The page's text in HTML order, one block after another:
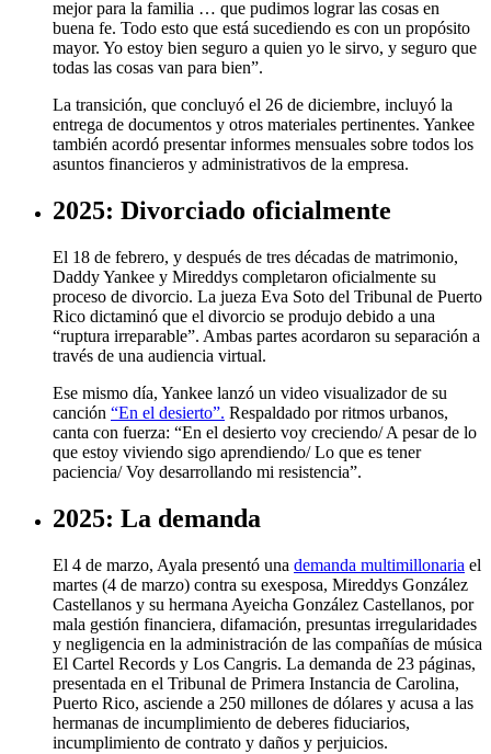
mejor para la familia … que pudimos lograr las cosas en
buena fe. Todo esto que está sucediendo es con un propósito
mayor. Yo estoy bien seguro a quien yo le sirvo, y seguro que
todas las cosas van para bien”.
La transición, que concluyó el 26 de diciembre, incluyó la
entrega de documentos y otros materiales pertinentes. Yankee
también acordó presentar informes mensuales sobre todos los
asuntos financieros y administrativos de la empresa.
2025: Divorciado oficialmente
El 18 de febrero, y después de tres décadas de matrimonio,
Daddy Yankee y Mireddys completaron oficialmente su
proceso de divorcio. La jueza Eva Soto del Tribunal de Puerto
Rico dictaminó que el divorcio se produjo debido a una
“ruptura irreparable”. Ambas partes acordaron su separación a
través de una audiencia virtual.
Ese mismo día, Yankee lanzó un video visualizador de su
canción “En el desierto”. Respaldado por ritmos urbanos,
canta con fuerza: “En el desierto voy creciendo/ A pesar de lo
que estoy viviеndo sigo aprendiendo/ Lo que еs tener
paciencia/ Voy desarrollando mi resistencia”.
2025: La demanda
El 4 de marzo, Ayala presentó una demanda multimillonaria el
martes (4 de marzo) contra su exesposa, Mireddys González
Castellanos y su hermana Ayeicha González Castellanos, por
mala gestión financiera, difamación, presuntas irregularidades
y negligencia en la administración de las compañías de música
El Cartel Records y Los Cangris. La demanda de 23 páginas,
presentada en el Tribunal de Primera Instancia de Carolina,
Puerto Rico, asciende a 250 millones de dólares y acusa a las
hermanas de incumplimiento de deberes fiduciarios,
incumplimiento de contrato y daños y perjuicios.